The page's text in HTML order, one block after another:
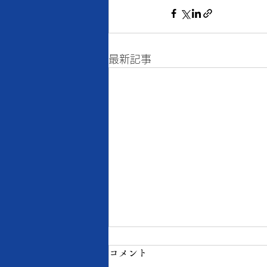
最新記事
8月7日の当店の金・プラチナ
コメント